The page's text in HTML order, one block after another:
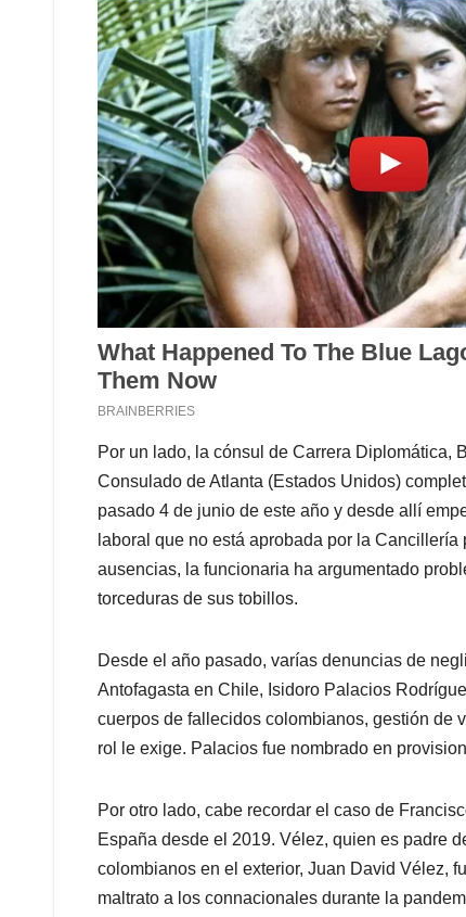
Por un lado, la cónsul de Carrera Diplomática,
Consulado de Atlanta (Estados Unidos)
pasado 4 de junio de este año y desde allí
laboral que no está aprobada por la
ausencias, la funcionaria ha argumentado
torceduras de sus tobillos.
Desde el año pasado, varías denuncias de
Antofagasta en Chile, Isidoro Palacios
cuerpos de fallecidos colombianos, gestión de
rol le exige. Palacios fue nombrado en
Por otro lado, cabe recordar el caso de
España desde el 2019. Vélez, quien es padre
colombianos en el exterior, Juan David Vélez,
maltrato a los connacionales durante la